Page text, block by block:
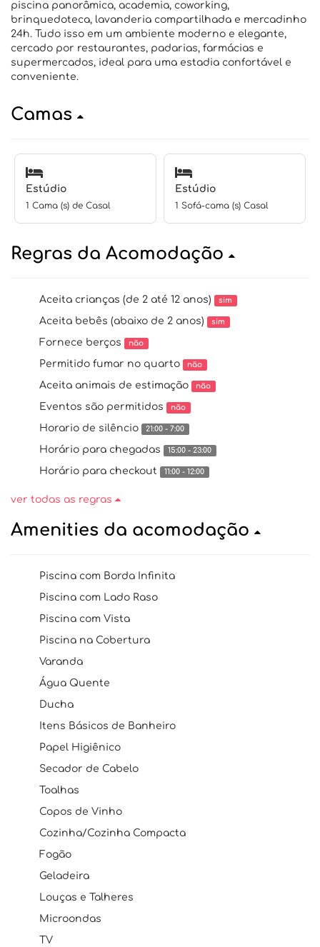
piscina panorâmica, academia, coworking,
brinquedoteca, lavanderia compartilhada e mercadinho
24h. Tudo isso em um ambiente moderno e elegante,
cercado por restaurantes, padarias, farmácias e
supermercados, ideal para uma estadia confortável e
conveniente.
Camas
Estúdio
1 Cama (s) de Casal
Estúdio
1 Sofá-cama (s) Casal
Regras da Acomodação
Aceita crianças (de 2 até 12 anos) sim
Aceita bebês (abaixo de 2 anos) sim
Fornece berços não
Permitido fumar no quarto não
Aceita animais de estimação não
Eventos são permitidos não
Horario de silêncio 21:00 - 7:00
Horário para chegadas 15:00 - 23:00
Horário para checkout 11:00 - 12:00
ver todas as regras
Amenities da acomodação
Piscina com Borda Infinita
Piscina com Lado Raso
Piscina com Vista
Piscina na Cobertura
Varanda
Água Quente
Ducha
Itens Básicos de Banheiro
Papel Higiênico
Secador de Cabelo
Toalhas
Copos de Vinho
Cozinha/Cozinha Compacta
Fogão
Geladeira
Louças e Talheres
Microondas
TV